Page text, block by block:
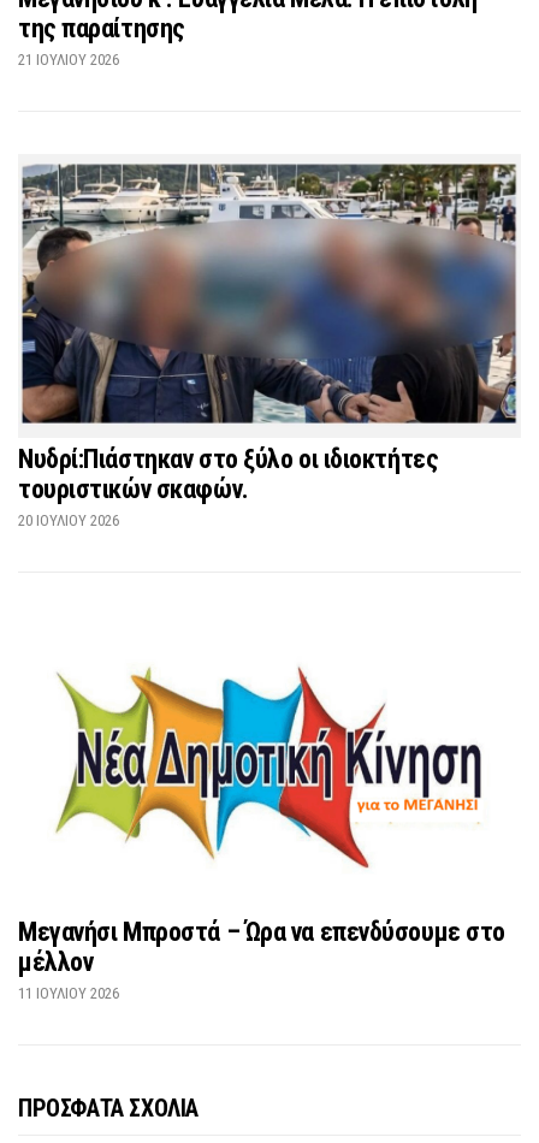
της παραίτησης
21 ΙΟΥΛΊΟΥ 2026
Νυδρί:Πιάστηκαν στο ξύλο οι ιδιοκτήτες
τουριστικών σκαφών.
20 ΙΟΥΛΊΟΥ 2026
Μεγανήσι Μπροστά – Ώρα να επενδύσουμε στο
μέλλον
11 ΙΟΥΛΊΟΥ 2026
ΠΡΟΣΦΑΤΑ ΣΧΟΛΙΑ